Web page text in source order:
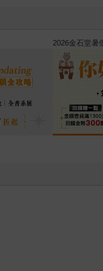
原本只是
的存在（１